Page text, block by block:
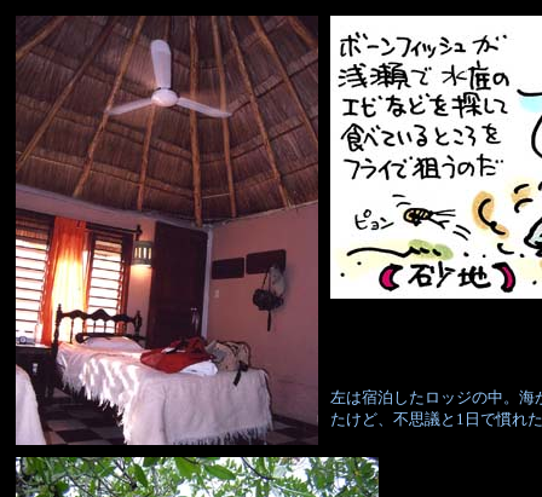
左は宿泊したロッジの中。
たけど、不思議と1日で慣れ